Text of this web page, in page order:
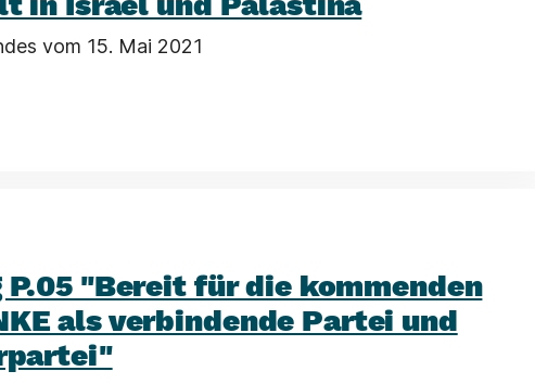
vom 15. Mai 2021
"Bereit für die kommenden
als verbindende Partei und